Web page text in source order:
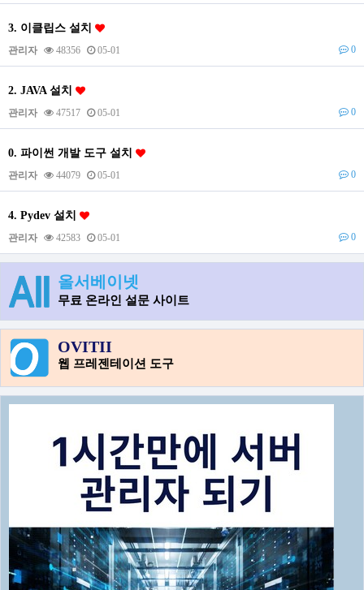
3. 이클립스 설치
관리자 48356 05-01 0
2. JAVA 설치
관리자 47517 05-01 0
0. 파이썬 개발 도구 설치
관리자 44079 05-01 0
4. Pydev 설치
관리자 42583 05-01 0
올서베이넷
무료 온라인 설문 사이트
OVITII
웹 프레젠테이션 도구